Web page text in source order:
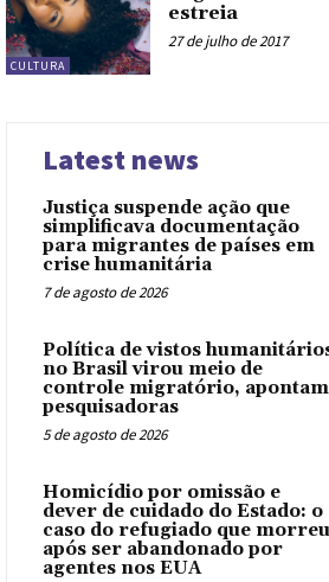
CULTURA
estreia
27 de julho de 2017
Latest news
Justiça suspende ação que
simplificava documentação
para migrantes de países em
crise humanitária
7 de agosto de 2026
Política de vistos
no Brasil virou meio de
controle migratório, apontam
pesquisadoras
5 de agosto de 2026
Homicídio por omissão e
dever de cuidado do Estado: o
caso do refugiado que morreu
após ser abandonado por
agentes nos EUA